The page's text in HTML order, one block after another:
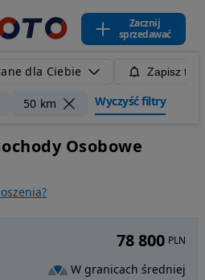
Zacznij
sprzedawać
dla Ciebie Zapisz
50 km Wyczyść filtry
Osobowe
78 800 PLN
W granicach średniej